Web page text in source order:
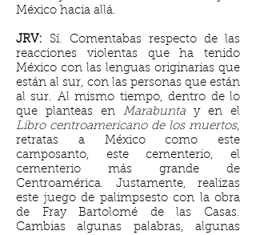
México hacia allá.
JRV: Sí. Comentabas respecto de las
reacciones violentas que ha tenido
México con las lenguas originarias que
están al sur, con las personas que están
al sur. Al mismo tiempo, dentro de lo
que planteas en Marabunta y en el
Libro centroamericano de los muertos,
retratas a México como este
camposanto, este cementerio, el
cementerio más grande de
Centroamérica. Justamente, realizas
este juego de palimpsesto con la obra
de Fray Bartolomé de las Casas.
Cambias algunas palabras, algunas